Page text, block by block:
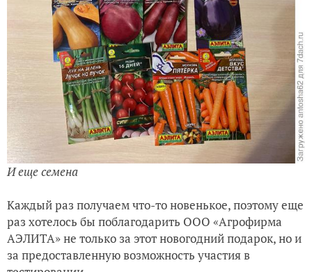
И еще семена
Каждый раз получаем что-то новенькое, поэтому еще
раз хотелось бы поблагодарить ООО «Агрофирма
АЭЛИТА» не только за этот новогодний подарок, но и
за предоставленную возможность участия в